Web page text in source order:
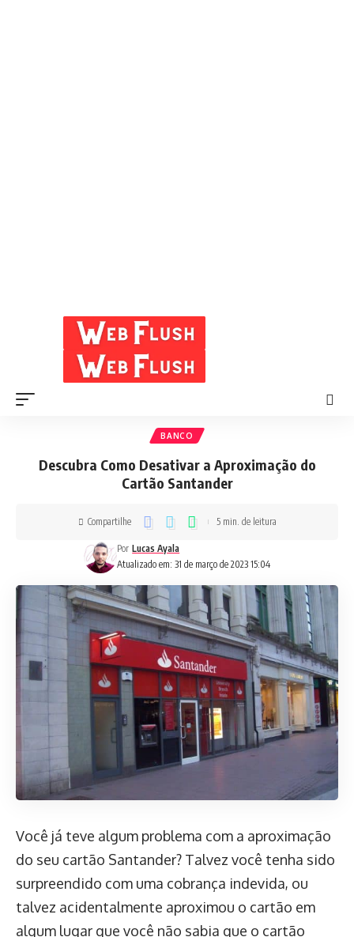
BANCO
Descubra Como Desativar a Aproximação do
Cartão Santander
Atualizado em: 31 de março de 2023 15:04
Por Lucas Ayala
Compartilhe 5 min. de leitura
Você já teve algum problema com a aproximação
do seu cartão Santander? Talvez você tenha sido
surpreendido com uma cobrança indevida, ou
talvez acidentalmente aproximou o cartão em
algum lugar que você não sabia que o cartão